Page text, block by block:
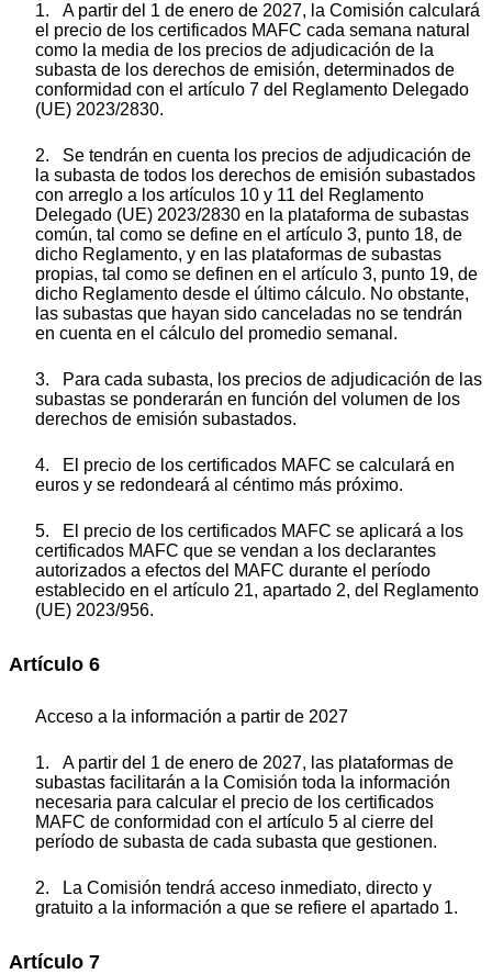
1. A partir del 1 de enero de 2027, la Comisión calculará
el precio de los certificados MAFC cada semana natural
como la media de los precios de adjudicación de la
subasta de los derechos de emisión, determinados de
conformidad con el artículo 7 del Reglamento Delegado
(UE) 2023/2830.
2. Se tendrán en cuenta los precios de adjudicación de
la subasta de todos los derechos de emisión subastados
con arreglo a los artículos 10 y 11 del Reglamento
Delegado (UE) 2023/2830 en la plataforma de subastas
común, tal como se define en el artículo 3, punto 18, de
dicho Reglamento, y en las plataformas de subastas
propias, tal como se definen en el artículo 3, punto 19, de
dicho Reglamento desde el último cálculo. No obstante,
las subastas que hayan sido canceladas no se tendrán
en cuenta en el cálculo del promedio semanal.
3. Para cada subasta, los precios de adjudicación de las
subastas se ponderarán en función del volumen de los
derechos de emisión subastados.
4. El precio de los certificados MAFC se calculará en
euros y se redondeará al céntimo más próximo.
5. El precio de los certificados MAFC se aplicará a los
certificados MAFC que se vendan a los declarantes
autorizados a efectos del MAFC durante el período
establecido en el artículo 21, apartado 2, del Reglamento
(UE) 2023/956.
Artículo 6
Acceso a la información a partir de 2027
1. A partir del 1 de enero de 2027, las plataformas de
subastas facilitarán a la Comisión toda la información
necesaria para calcular el precio de los certificados
MAFC de conformidad con el artículo 5 al cierre del
período de subasta de cada subasta que gestionen.
2. La Comisión tendrá acceso inmediato, directo y
gratuito a la información a que se refiere el apartado 1.
Artículo 7